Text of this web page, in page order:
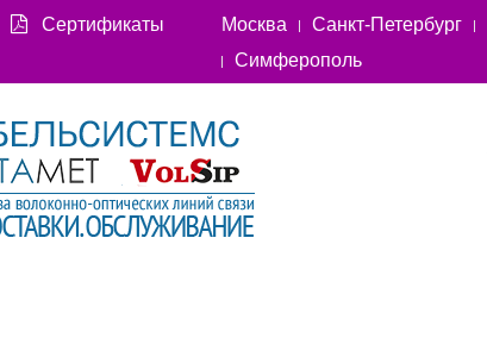
Сертификаты Москва Санкт-Петербург
Симферополь